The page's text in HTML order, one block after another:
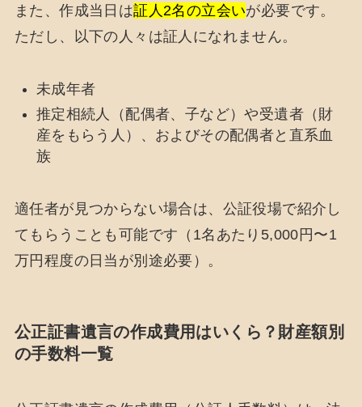
また、作成当日は証人2名の立会いが必要です。
ただし、以下の人々は証人になれません。
未成年者
推定相続人（配偶者、子など）や受遺者（財
産をもらう人）、およびその配偶者と直系血
族
適任者が見つからない場合は、公証役場で紹介し
てもらうことも可能です（1名あたり5,000円〜1
万円程度の日当が別途必要）。
公正証書遺言の作成費用はいくら？財産額別
の手数料一覧